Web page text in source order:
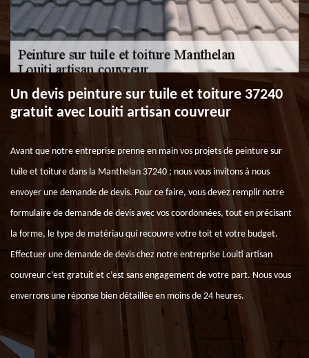
Un devis peinture sur tuile et toiture 37240
gratuit avec Louiti artisan couvreur
Avant que notre entreprise prenne en main vos projets de peinture sur
tuile et toiture dans la Manthelan 37240 ; nous vous invitons à nous
envoyer une demande de devis. Pour ce faire, vous devez remplir notre
formulaire de demande de devis avec vos coordonnées, tout en précisant
la forme, le type de matériau qui recouvre votre toit et votre budget.
Effectuer une demande de devis chez notre entreprise Louiti artisan
couvreur c’est gratuit et c’est sans engagement de votre part. Nous vous
enverrons une réponse bien détaillée en moins de 24 heures.